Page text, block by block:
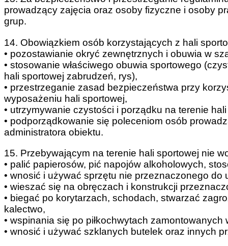
prowadzący zajęcia oraz osoby fizyczne i osoby
grup.
14. Obowiązkiem osób korzystających z hali
• pozostawianie okryć zewnętrznych i obuwia w
• stosowanie właściwego obuwia sportowego
hali sportowej zabrudzeń, rys),
• przestrzeganie zasad bezpieczeństwa przy
wyposażeniu hali sportowej,
• utrzymywanie czystości i porządku na terenie
• podporządkowanie się poleceniom osób
administratora obiektu.
15. Przebywającym na terenie hali sportowej nie
• palić papierosów, pić napojów alkoholowych,
• wnosić i używać sprzętu nie przeznaczonego do
• wieszać się na obręczach i konstrukcji
• biegać po korytarzach, schodach, stwarzać
kalectwo,
• wspinania się po piłkochwytach zamontowanych
• wnosić i używać szklanych butelek oraz innych